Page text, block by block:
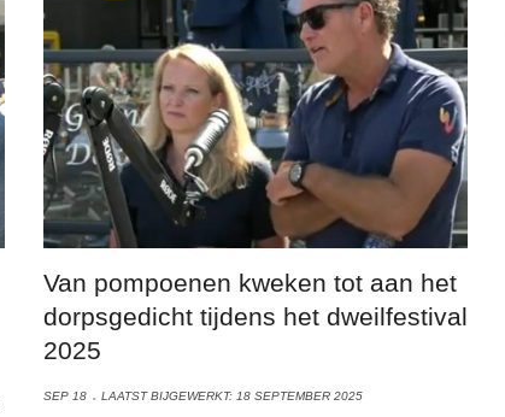
Van pompoenen kweken tot aan het
dorpsgedicht tijdens het dweilfestival
2025
SEP 18 LAATST BIJGEWERKT: 18 SEPTEMBER 2025